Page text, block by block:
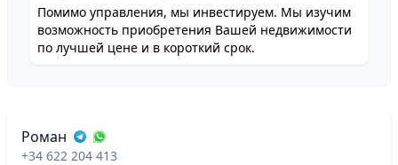
Помимо управления, мы инвестируем. Мы изучим
возможность приобретения Вашей недвижимости
по лучшей цене и в короткий срок.
Роман
+34 622 204 413